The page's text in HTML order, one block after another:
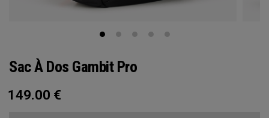
Sac À Dos Gambit Pro
149.00 €